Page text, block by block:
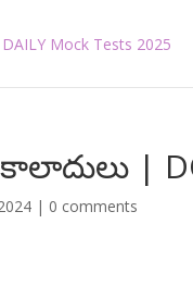
|
| 0 comments